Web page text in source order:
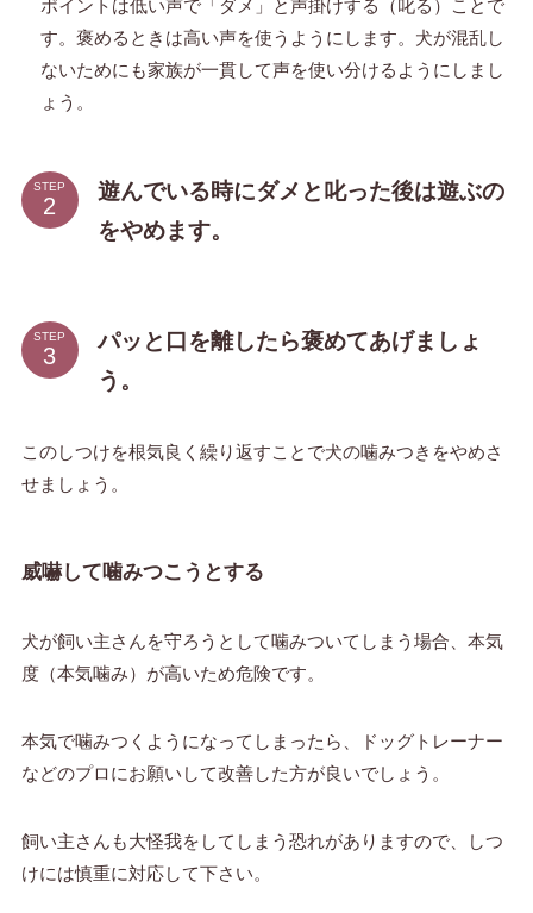
ポイントは低い声で「ダメ」と声掛けする（叱る）ことで
す。褒めるときは高い声を使うようにします。犬が混乱し
ないためにも家族が一貫して声を使い分けるようにしまし
ょう。
STEP
遊んでいる時にダメと叱った後は遊ぶの
をやめます。
STEP
パッと口を離したら褒めてあげましょ
う。
このしつけを根気良く繰り返すことで犬の噛みつきをやめさ
せましょう。
威嚇して噛みつこうとする
犬が飼い主さんを守ろうとして噛みついてしまう場合、本気
度（本気噛み）が高いため危険です。
本気で噛みつくようになってしまったら、ドッグトレーナー
などのプロにお願いして改善した方が良いでしょう。
飼い主さんも大怪我をしてしまう恐れがありますので、しつ
けには慎重に対応して下さい。